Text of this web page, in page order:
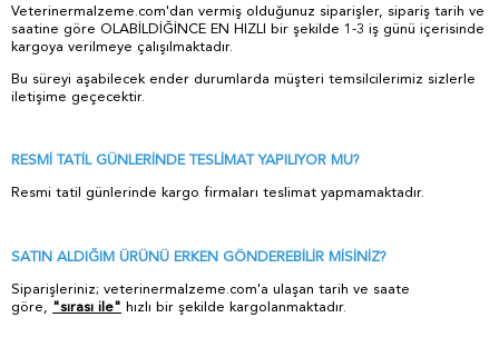
Veterinermalzeme.com'dan vermiş olduğunuz siparişler, sipariş tarih ve
saatine göre OLABİLDİĞİNCE EN HIZLI bir şekilde 1-3 iş günü içerisinde
kargoya verilmeye çalışılmaktadır.
Bu süreyi aşabilecek ender durumlarda müşteri temsilcilerimiz sizlerle
iletişime geçecektir.
RESMİ TATİL GÜNLERİNDE TESLİMAT YAPILIYOR MU?
Resmi tatil günlerinde kargo firmaları teslimat yapmamaktadır.
SATIN ALDIĞIM ÜRÜNÜ ERKEN GÖNDEREBİLİR MİSİNİZ?
Siparişleriniz; veterinermalzeme.com'a ulaşan tarih ve saate
göre, "sırası ile" hızlı bir şekilde kargolanmaktadır.